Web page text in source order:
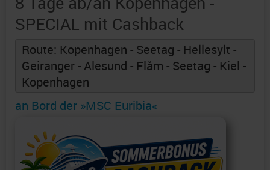
SPECIAL mit Cashback
Route: Kopenhagen - Seetag - Hellesylt -
Geiranger - Alesund - Flåm - Seetag - Kiel -
Kopenhagen
an Bord der »MSC Euribia«